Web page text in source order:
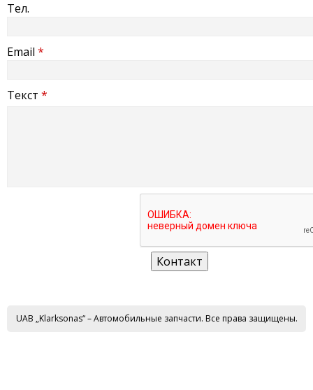
Тел.
Email *
Текст *
UAB „Klarksonas“ – Автомобильные запчасти. Все права защищены.